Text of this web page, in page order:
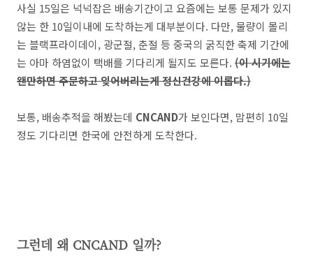
사실 15일은 넉넉잡은 배송기간이고 요즘에는 보통 문제가 있지
않는 한 10일이내에 도착하는게 대부분이다. 다만, 물량이 몰리
는 블랙프라이데이, 광군절, 춘절 등 중국의 굵직한 축제 기간에
는 아마 하염없이 택배를 기다리게 될지도 모른다. (이 시기에는
왠만하면 주문하고 잊어버리는게 정신건강에 이롭다.)
보통, 배송추적을 해봤는데 CNCAND가 보인다면, 맘편히 10일
정도 기다리면 한국에 안전하게 도착한다.
그런데 왜 CNCAND 일까?